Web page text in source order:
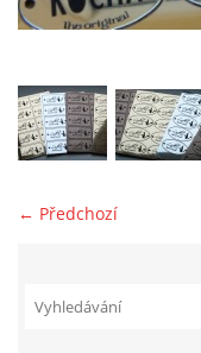
← Předchozí